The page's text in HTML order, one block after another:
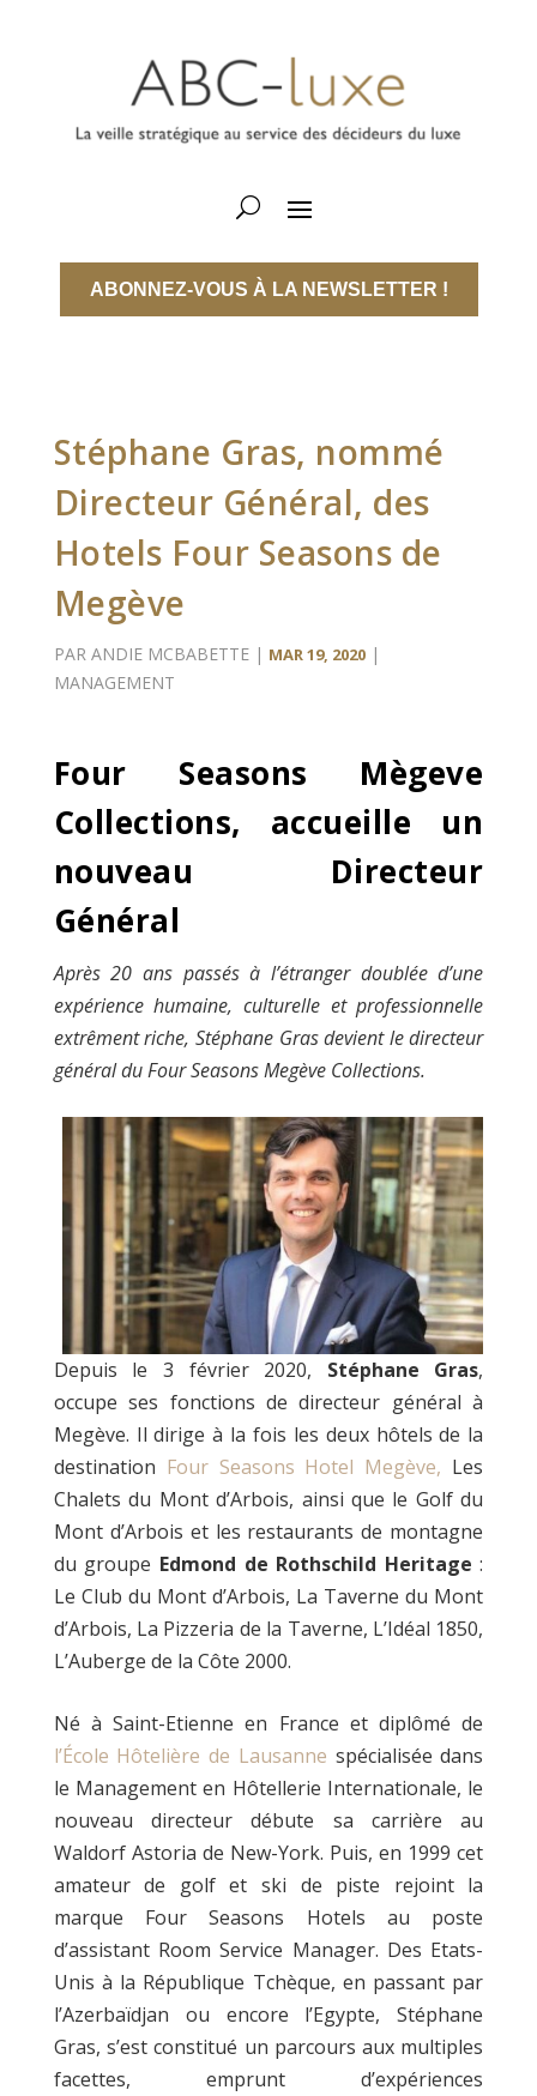
ABONNEZ-VOUS À LA NEWSLETTER !
Stéphane Gras, nommé
Directeur Général, des
Hotels Four Seasons de
Megève
PAR ANDIE MCBABETTE| MAR 19, 2020|
MANAGEMENT
Four Seasons Mègeve
Collections, accueille un
nouveau Directeur
Général
Après 20 ans passés à l’étranger doublée d’une
expérience humaine, culturelle et professionnelle
extrêment riche, Stéphane Gras devient le directeur
général du Four Seasons Megève Collections.
Depuis le 3 février 2020, Stéphane Gras,
occupe ses fonctions de directeur général à
Megève. Il dirige à la fois les deux hôtels de la
destination Four Seasons Hotel Megève, Les
Chalets du Mont d’Arbois, ainsi que le Golf du
Mont d’Arbois et les restaurants de montagne
du groupe Edmond de Rothschild Heritage :
Le Club du Mont d’Arbois, La Taverne du Mont
d’Arbois, La Pizzeria de la Taverne, L’Idéal 1850,
L’Auberge de la Côte 2000.
Né à Saint-Etienne en France et diplômé de
l’École Hôtelière de Lausanne spécialisée dans
le Management en Hôtellerie Internationale, le
nouveau directeur débute sa carrière au
Waldorf Astoria de New-York. Puis, en 1999 cet
amateur de golf et ski de piste rejoint la
marque Four Seasons Hotels au poste
d’assistant Room Service Manager. Des Etats-
Unis à la République Tchèque, en passant par
l’Azerbaïdjan ou encore l’Egypte, Stéphane
Gras, s’est constitué un parcours aux multiples
facettes, emprunt d’expériences